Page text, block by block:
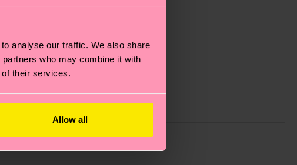
analyse our traffic. We also share
who may combine it with
of their services.
Allow all
filiere etiche, meno emissioni, amore per i calzini… e
Dai un’occhiata alla nostra